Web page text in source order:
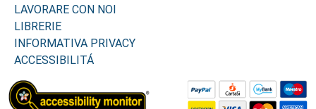
LAVORARE CON NOI
LIBRERIE
INFORMATIVA PRIVACY
ACCESSIBILITÁ